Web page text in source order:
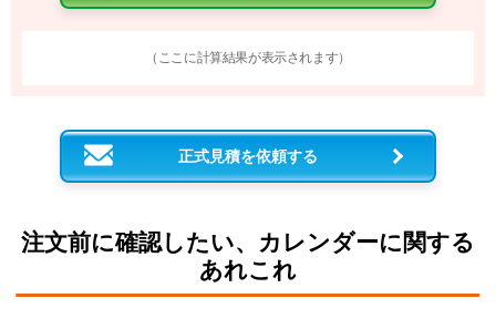
（ここに計算結果が表示されます）
正式見積を依頼する
注文前に確認したい、カレンダーに関する
あれこれ